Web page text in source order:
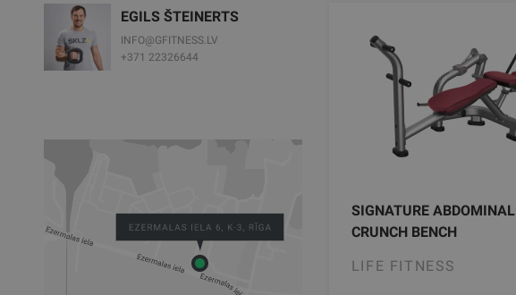
EGILS ŠTEINERTS
INFO@GFITNESS.LV
+371 22326644
SIGNATURE ABDOMINAL
CRUNCH BENCH
LIFE FITNESS